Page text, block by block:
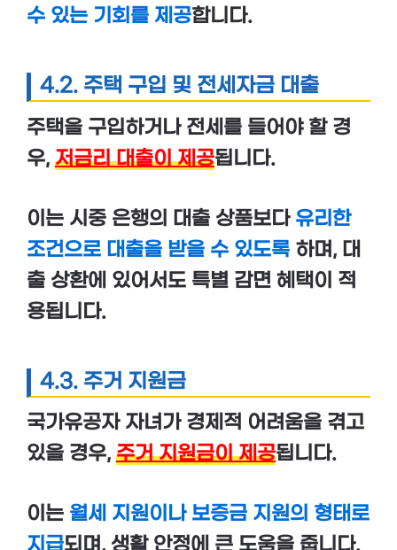
수 있는 기회를 제공합니다.
4.2. 주택 구입 및 전세자금 대출
주택을 구입하거나 전세를 들어야 할 경
우, 저금리 대출이 제공됩니다.
이는 시중 은행의 대출 상품보다 유리한
조건으로 대출을 받을 수 있도록 하며, 대
출 상환에 있어서도 특별 감면 혜택이 적
용됩니다.
4.3. 주거 지원금
국가유공자 자녀가 경제적 어려움을 겪고
있을 경우, 주거 지원금이 제공됩니다.
이는 월세 지원이나 보증금 지원의 형태로
지급되며, 생활 안정에 큰 도움을 줍니다.